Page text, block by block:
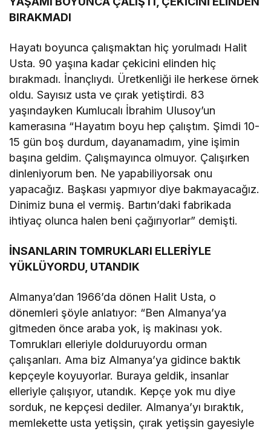
BIRAKMADI
Hayatı boyunca çalışmaktan hiç yorulmadı Halit
Usta. 90 yaşına kadar çekicini elinden hiç
bırakmadı. İnançlıydı. Üretkenliği ile herkese örnek
oldu. Sayısız usta ve çırak yetiştirdi. 83
yaşındayken Kumlucalı İbrahim Ulusoy’un
kamerasına “Hayatım boyu hep çalıştım. Şimdi 10-
15 gün boş durdum, dayanamadım, yine işimin
başına geldim. Çalışmayınca olmuyor. Çalışırken
dinleniyorum ben. Ne yapabiliyorsak onu
yapacağız. Başkası yapmıyor diye bakmayacağız.
Dinimiz buna el vermiş. Bartın’daki fabrikada
ihtiyaç olunca halen beni çağırıyorlar” demişti.
İNSANLARIN TOMRUKLARI ELLERİYLE
YÜKLÜYORDU, UTANDIK
Almanya’dan 1966’da dönen Halit Usta, o
dönemleri şöyle anlatıyor: “Ben Almanya’ya
gitmeden önce araba yok, iş makinası yok.
Tomrukları elleriyle dolduruyordu orman
çalışanları. Ama biz Almanya’ya gidince baktık
kepçeyle koyuyorlar. Buraya geldik, insanlar
elleriyle çalışıyor, utandık. Kepçe yok mu diye
sorduk, ne kepçesi dediler. Almanya’yı bıraktık,
memlekette usta yetişsin, çırak yetişsin gayesiyle